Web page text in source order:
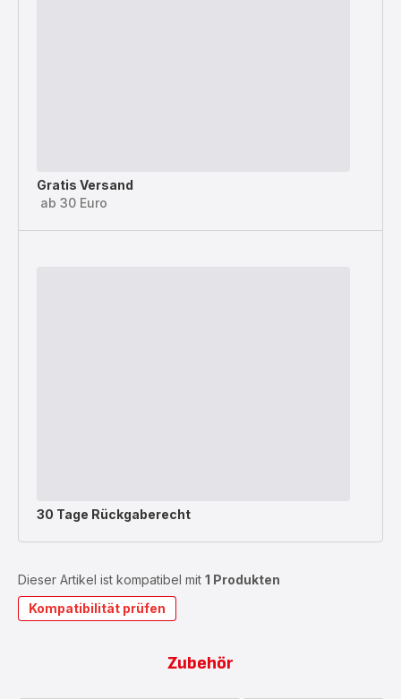
Gratis Versand
ab 30 Euro
30 Tage Rückgaberecht
Dieser Artikel ist kompatibel mit 1 Produkten
Kompatibilität prüfen
Zubehör